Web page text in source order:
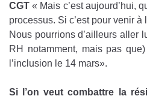
CGT « Mais c’est aujourd’hui,
processus. Si c’est pour venir à
Nous pourrions d’ailleurs aller
RH notamment, mais pas
l’inclusion le 14 mars».
Si l’on veut combattre la